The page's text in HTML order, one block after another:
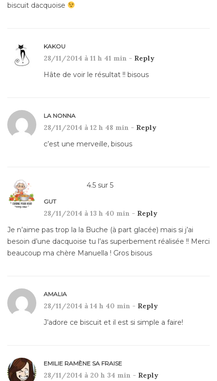
biscuit dacquoise
KAKOU
28/11/2014 à 11 h 41 min - Reply
Hâte de voir le résultat !! bisous
LA NONNA
28/11/2014 à 12 h 48 min - Reply
c’est une merveille, bisous
4.5 sur 5
GUT
28/11/2014 à 13 h 40 min - Reply
Je n’aime pas trop la la Buche (à part glacée) mais si j’ai
besoin d’une dacquoise tu l’as superbement réalisée !! Merci
beaucoup ma chère Manuella ! Gros bisous
AMALIA
28/11/2014 à 14 h 40 min - Reply
J’adore ce biscuit et il est si simple a faire!
EMILIE RAMÈNE SA FRAISE
28/11/2014 à 20 h 34 min - Reply